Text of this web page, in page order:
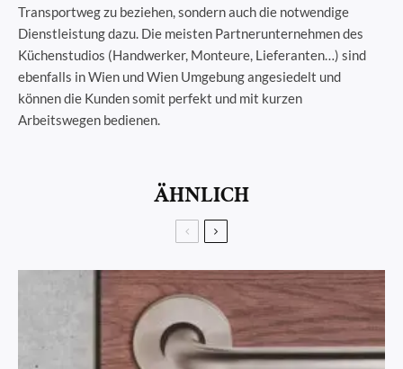
Transportweg zu beziehen, sondern auch die notwendige
Dienstleistung dazu. Die meisten Partnerunternehmen des
Küchenstudios (Handwerker, Monteure, Lieferanten…) sind
ebenfalls in Wien und Wien Umgebung angesiedelt und
können die Kunden somit perfekt und mit kurzen
Arbeitswegen bedienen.
ÄHNLICH